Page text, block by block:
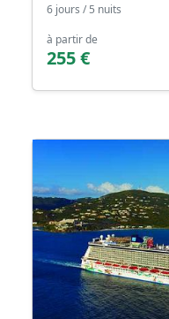
6 jours / 5 nuits
à partir de
255 €